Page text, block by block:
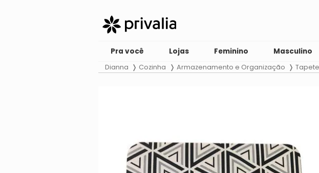
Pra você Lojas Feminino Masculino
Dianna Cozinha Armazenamento e Organização